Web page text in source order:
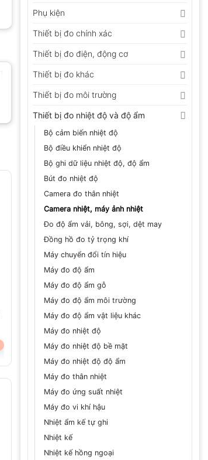
Phụ kiện
Thiết bị đo chính xác
Thiết bị đo điện, động cơ
Thiết bị đo khác
Thiết bị đo môi trường
Thiết bị đo nhiệt độ và độ ẩm
Bộ cảm biến nhiệt độ
Bộ điều khiển nhiệt độ
Bộ ghi dữ liệu nhiệt độ, độ ẩm
Bút đo nhiệt độ
Camera đo thân nhiệt
Camera nhiệt, máy ảnh nhiệt
Đo độ ẩm vải, bông, sợi, dệt may
Đồng hồ đo tỷ trọng khí
Máy chuyển đổi tín hiệu
Máy đo độ ẩm
Máy đo độ ẩm gỗ
Máy đo độ ẩm môi trường
Máy đo độ ẩm vật liệu khác
Máy đo nhiệt độ
Máy đo nhiệt độ bề mặt
Máy đo nhiệt độ độ ẩm
Máy đo thân nhiệt
Máy đo ứng suất nhiệt
Máy đo vi khí hậu
Nhiệt ẩm kế tự ghi
Nhiệt kế
Nhiệt kế hồng ngoại